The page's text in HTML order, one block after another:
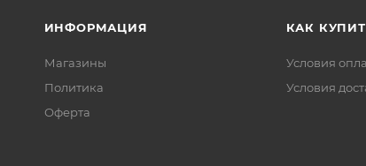
ИНФОРМАЦИЯ
Магазины
Политика
Офертa
КАК
Условия
Условия